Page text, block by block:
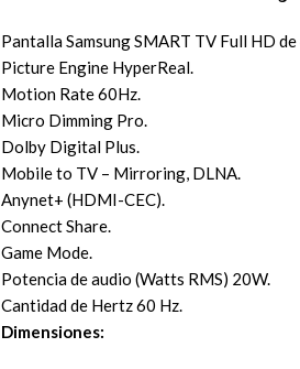
Pantalla Samsung SMART TV Full HD
Picture Engine HyperReal.
Motion Rate 60Hz.
Micro Dimming Pro.
Dolby Digital Plus.
Mobile to TV – Mirroring, DLNA.
Anynet+ (HDMI-CEC).
Connect Share.
Game Mode.
Potencia de audio (Watts RMS) 20W.
Cantidad de Hertz 60 Hz.
Dimensiones: